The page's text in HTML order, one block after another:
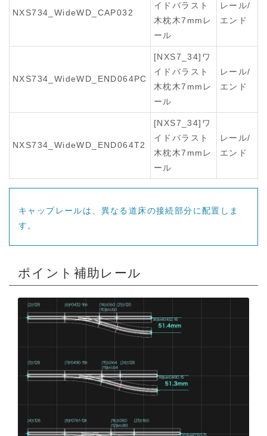
NXS734_WideWD_CAP032
イドバラスト
木枕木7mmレ
ール
レール/
エンド
NXS734_WideWD_END064PC
[NXS7_34]ワ
イドバラスト
木枕木7mmレ
ール
レール/
エンド
NXS734_WideWD_END064T2
[NXS7_34]ワ
イドバラスト
木枕木7mmレ
ール
レール/
エンド
キャップレールは、異なる道床の接続部分に配置しま
す。
ポイント補助レール